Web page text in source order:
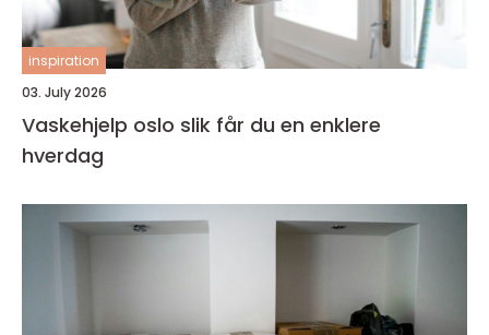
inspiration
03. July 2026
Vaskehjelp oslo slik får du en enklere
hverdag